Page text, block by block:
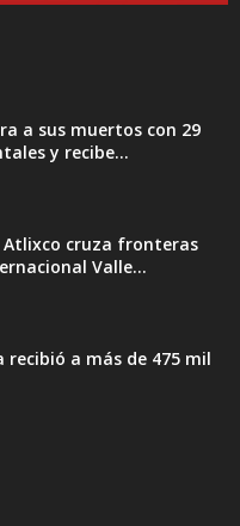
a sus muertos con 29
y recibe...
Atlixco cruza fronteras
Valle...
recibió a más de 475 mil